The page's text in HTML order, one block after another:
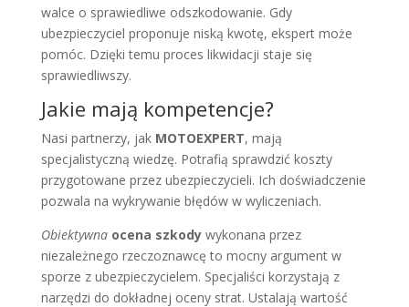
walce o sprawiedliwe odszkodowanie. Gdy
ubezpieczyciel proponuje niską kwotę, ekspert może
pomóc. Dzięki temu proces likwidacji staje się
sprawiedliwszy.
Jakie mają kompetencje?
Nasi partnerzy, jak MOTOEXPERT, mają
specjalistyczną wiedzę. Potrafią sprawdzić koszty
przygotowane przez ubezpieczycieli. Ich doświadczenie
pozwala na wykrywanie błędów w wyliczeniach.
Obiektywna ocena szkodywykonana przez
niezależnego rzeczoznawcę to mocny argument w
sporze z ubezpieczycielem. Specjaliści korzystają z
narzędzi do dokładnej oceny strat. Ustalają wartość